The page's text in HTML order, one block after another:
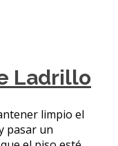
Ladrillo
limpio el
pasar un